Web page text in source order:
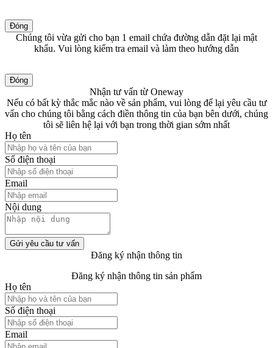
Đóng
Chúng tôi vừa gửi cho bạn 1 email chứa đường dẫn đặt lại mật
khẩu. Vui lòng kiểm tra email và làm theo hướng dẫn
Đóng
Nhận tư vấn từ Oneway
Nếu có bất kỳ thắc mắc nào về sản phẩm, vui lòng để lại yêu cầu tư
vấn cho chúng tôi bằng cách điền thông tin của bạn bên dưới, chúng
tôi sẽ liên hệ lại với bạn trong thời gian sớm nhất
Họ tên
Số điện thoại
Email
Nội dung
Gửi yêu cầu tư vấn
Đăng ký nhận thông tin
Đăng ký nhận thông tin sản phẩm
Họ tên
Số điện thoại
Email